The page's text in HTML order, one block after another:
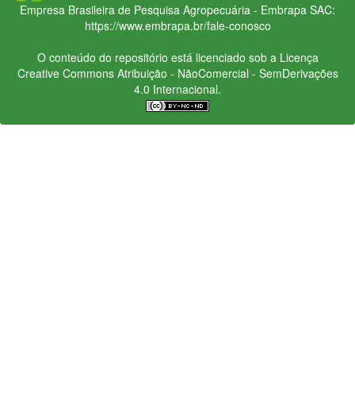
Empresa Brasileira de Pesquisa Agropecuária - Embrapa SAC:
https://www.embrapa.br/fale-conosco
O conteúdo do repositório está licenciado sob a Licença
Creative CommonsAtribuição - NãoComercial - SemDerivações
4.0 Internacional.